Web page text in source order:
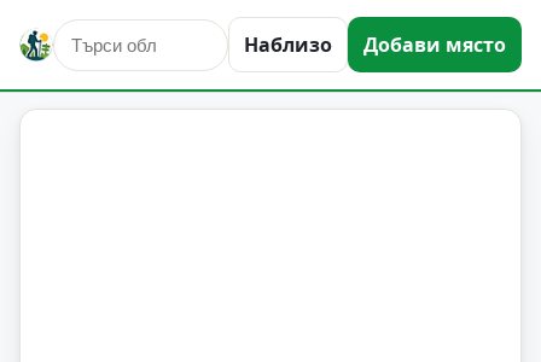
Наблизо Добави място
Дрангово Област: Кърджали